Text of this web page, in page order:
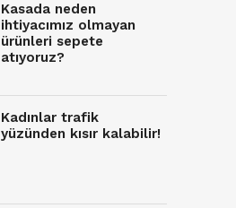
Kasada neden
ihtiyacımız olmayan
ürünleri sepete
atıyoruz?
Kadınlar trafik
yüzünden kısır kalabilir!